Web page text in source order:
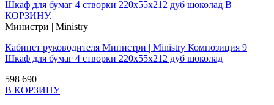
Министри | Ministry
Кабинет руководителя Министри | Ministry Композиция 9
Шкаф для бумаг 4 створки 220х55х212 дуб шоколад
598 690
В КОРЗИНУ